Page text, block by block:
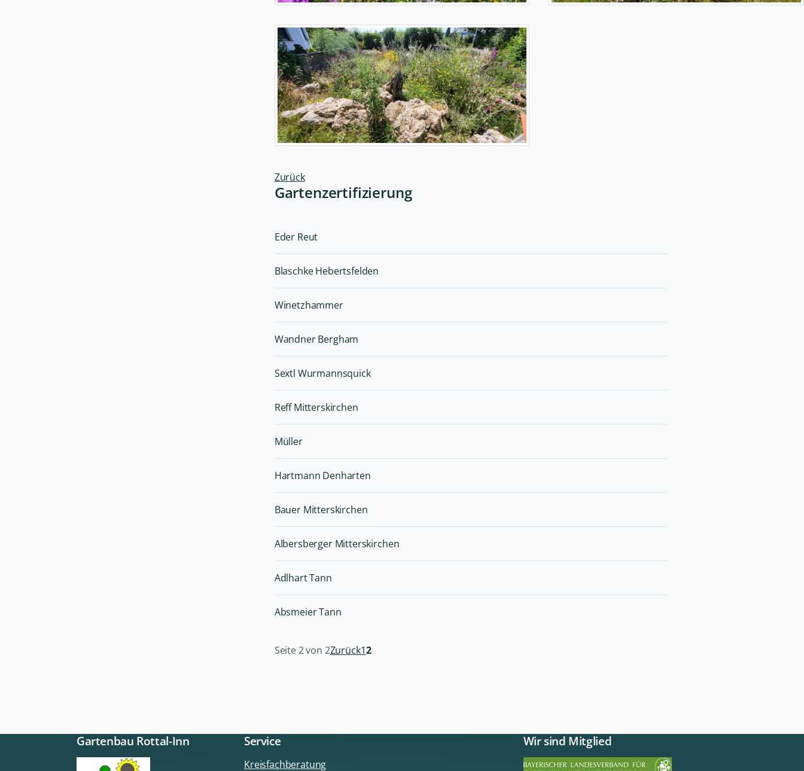
Zurück
Gartenzertifizierung
Eder Reut
Blaschke Hebertsfelden
Winetzhammer
Wandner Bergham
Sextl Wurmannsquick
Reff Mitterskirchen
Müller
Hartmann Denharten
Bauer Mitterskirchen
Albersberger Mitterskirchen
Adlhart Tann
Absmeier Tann
Seite 2 von 2Zurück12
Gartenbau Rottal-Inn Service
Kreisfachberatung
Wir sind Mitglied